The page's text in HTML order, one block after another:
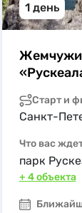
1 день
Старт и
Санкт-
Что вас
парк
+ 4 объекта